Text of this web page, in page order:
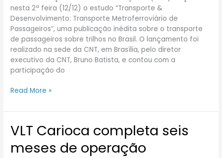
nesta 2ª feira (12/12) o estudo “Transporte &
Desenvolvimento: Transporte Metroferroviário de
Passageiros”, uma publicação inédita sobre o transporte
de passageiros sobre trilhos no Brasil. O lançamento foi
realizado na sede da CNT, em Brasília, pelo diretor
executivo da CNT, Bruno Batista, e contou com a
participação do
Read More »
VLT Carioca completa seis
meses de operação
VLT
Carioca
completa